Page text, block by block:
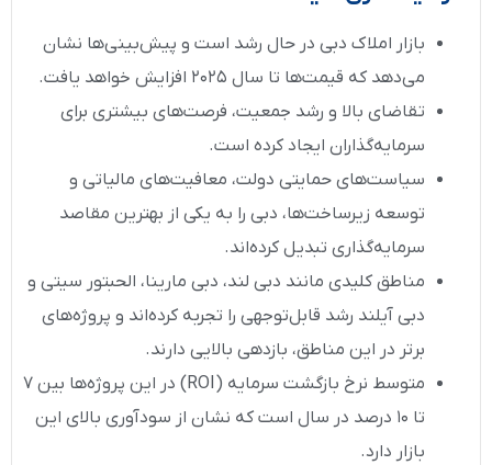
بازار املاک دبی در حال رشد است و پیش‌بینی‌ها نشان
می‌دهد که قیمت‌ها تا سال ۲۰۲۵ افزایش خواهد یافت.
تقاضای بالا و رشد جمعیت، فرصت‌های بیشتری برای
سرمایه‌گذاران ایجاد کرده است.
سیاست‌های حمایتی دولت، معافیت‌های مالیاتی و
توسعه زیرساخت‌ها، دبی را به یکی از بهترین مقاصد
سرمایه‌گذاری تبدیل کرده‌اند.
مناطق کلیدی مانند دبی لند، دبی مارینا، الحبتور سیتی و
دبی آیلند رشد قابل‌توجهی را تجربه کرده‌اند و پروژه‌های
برتر در این مناطق، بازدهی بالایی دارند.
متوسط نرخ بازگشت سرمایه (ROI) در این پروژه‌ها بین ۷
تا ۱۰ درصد در سال است که نشان از سودآوری بالای این
بازار دارد.